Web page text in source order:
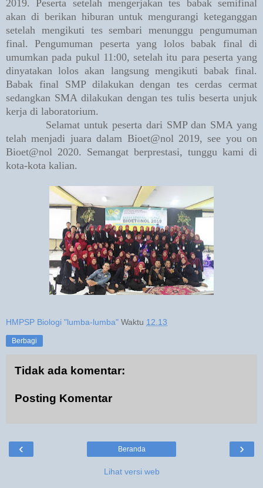
2019. Peserta setelah mengerjakan tes babak semifinal
akan di berikan hiburan untuk mengurangi keteganggan
setelah mengikuti tes sembari menunggu pengumuman
final. Pengumuman peserta yang lolos babak final di
umumkan pada pukul 11:00, setelah itu para peserta yang
dinyatakan lolos akan langsung mengikuti babak final.
Babak final SMP dilakukan dengan tes cerdas cermat
sedangkan SMA dilakukan dengan tes tulis beserta unjuk
kerja di laboratorium.
Selamat untuk peserta dari SMP dan SMA yang
telah menjadi juara dalam Bioet@nol 2019, see you on
Bioet@nol 2020. Semangat berprestasi, tunggu kami di
kota-kota kalian.
HMPSP Biologi "lumba-lumba" Waktu 12.13
Berbagi
Tidak ada komentar:
Posting Komentar
‹ ›
Beranda
Lihat versi web